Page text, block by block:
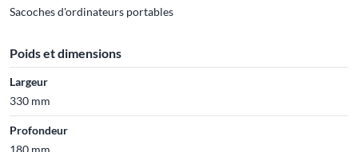
Sacoches d'ordinateurs portables
Poids et dimensions
Largeur
330 mm
Profondeur
180 mm